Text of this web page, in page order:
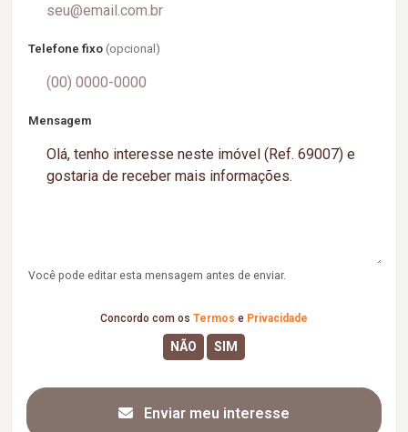
Telefone fixo (opcional)
Mensagem
Você pode editar esta mensagem antes de enviar.
Concordo com os Termos e Privacidade
Enviar meu interesse